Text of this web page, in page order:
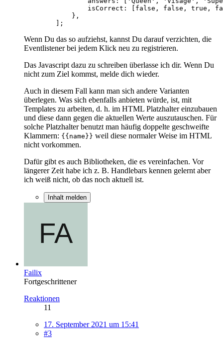
        ];
Wenn Du das so aufziehst, kannst Du darauf verzichten, die
Eventlistener bei jedem Klick neu zu registrieren.
Das Javascript dazu zu schreiben überlasse ich dir. Wenn Du
nicht zum Ziel kommst, melde dich wieder.
Auch in diesem Fall kann man sich andere Varianten
überlegen. Was sich ebenfalls anbieten würde, ist, mit
Templates zu arbeiten, d. h. im HTML Platzhalter einzubauen
und diese dann gegen die aktuellen Werte auszutauschen. Für
solche Platzhalter benutzt man häufig doppelte geschweifte
Klammern: {{name}} weil diese normaler Weise im HTML
nicht vorkommen.
Dafür gibt es auch Bibliotheken, die es vereinfachen. Vor
längerer Zeit habe ich z. B. Handlebars kennen gelernt aber
ich weiß nicht, ob das noch aktuell ist.
Inhalt melden
Failix
Fortgeschrittener
Reaktionen
11
17. September 2021 um 15:41
#3